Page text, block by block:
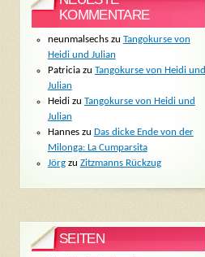
KOMMENTARE
neunmalsechszu Tangokurse von
Heidi und Julian
Patriciazu Tangokurse von Heidi und
Julian
Heidizu Tangokurse von Heidi und
Julian
Hanneszu Das dicke Ende von der
Milonga: La Cumparsita
Jörgzu Zitzmanns Rückzug
SEITEN